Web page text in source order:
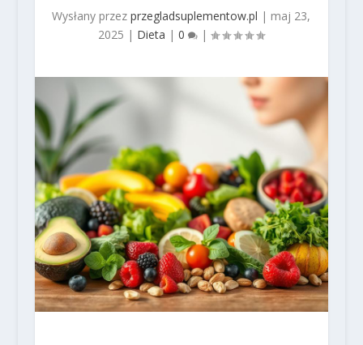
Wysłany przezprzegladsuplementow.pl | maj 23,
2025 | Dieta |0 |